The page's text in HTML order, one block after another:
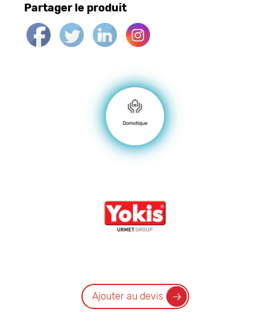
Partager le produit
Ajouter au devis